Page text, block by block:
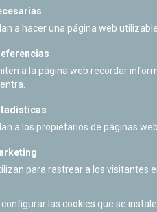
DE PAMPLONA
RamÃ­rez, s/n
Temporalmente
a hacer una página web
a la página web recordar
a los propietarios de páginas
para rastrear a los visitantes
configurar las cookies que se